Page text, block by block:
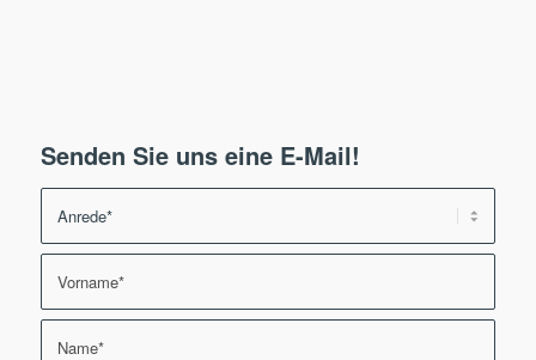
Senden Sie uns eine E-Mail!